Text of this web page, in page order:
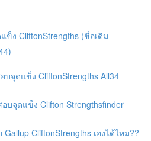
ข็ง CliftonStrengths (ชื่อเดิม
จุดแข็ง CliftonStrengths All34
บจุดแข็ง Clifton Strengthsfinder
CliftonStrengths เองได้ไหม??